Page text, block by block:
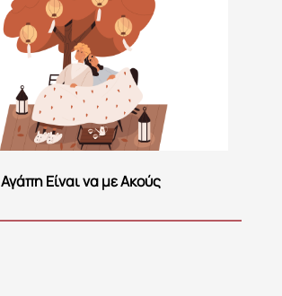
Αγάπη Είναι να με Ακούς